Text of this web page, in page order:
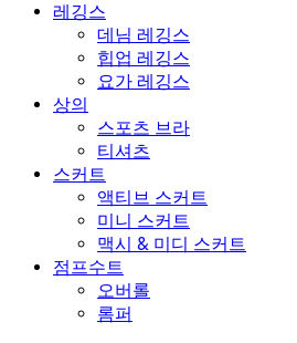
레깅스
데님 레깅스
힙업 레깅스
요가 레깅스
상의
스포츠 브라
티셔츠
스커트
액티브 스커트
미니 스커트
맥시 & 미디 스커트
점프수트
오버롤
롬퍼